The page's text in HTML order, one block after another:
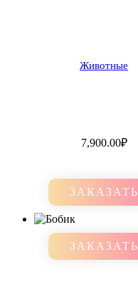
Животные
7,900.00₽
ЗАКАЗАТЬ
ЗАКАЗАТЬ